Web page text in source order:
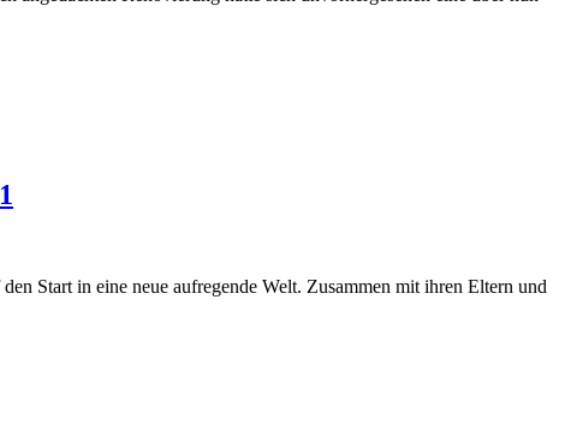
Start in eine neue aufregende Welt. Zusammen mit ihren Eltern und